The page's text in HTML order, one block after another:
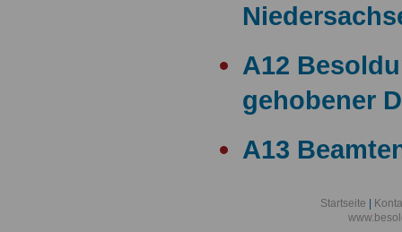
A12
gehobener
A13
A13
Startseite